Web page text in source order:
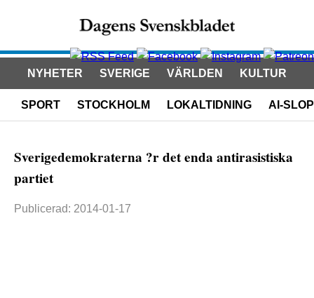
NYHETER SVERIGE VÄRLDEN KULTUR
SPORT STOCKHOLM LOKALTIDNING AI-SLOP
Sverigedemokraterna ?r det enda antirasistiska
partiet
Publicerad: 2014-01-17